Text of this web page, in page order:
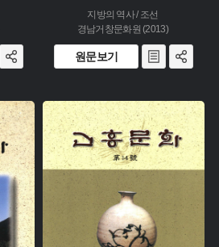
지방의 역사 / 조선
경남거창문화원 (2013)
원문보기
주제 :
유형 :
발행 :